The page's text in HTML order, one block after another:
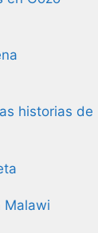
historias de
Malawi